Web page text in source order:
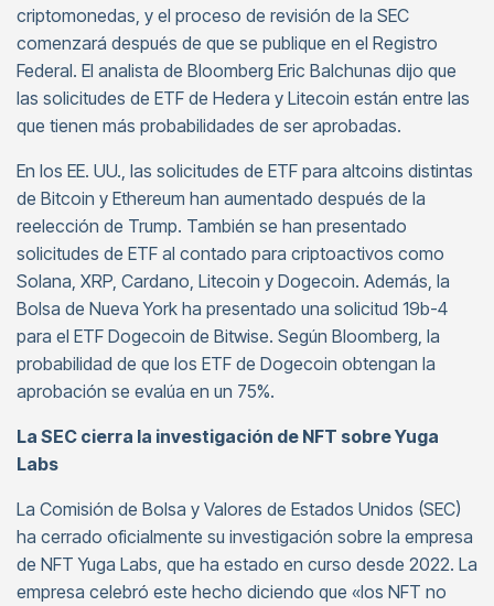
criptomonedas, y el proceso de revisión de la SEC
comenzará después de que se publique en el Registro
Federal. El analista de Bloomberg Eric Balchunas dijo que
las solicitudes de ETF de Hedera y Litecoin están entre las
que tienen más probabilidades de ser aprobadas.
En los EE. UU., las solicitudes de ETF para altcoins distintas
de Bitcoin y Ethereum han aumentado después de la
reelección de Trump. También se han presentado
solicitudes de ETF al contado para criptoactivos como
Solana, XRP, Cardano, Litecoin y Dogecoin. Además, la
Bolsa de Nueva York ha presentado una solicitud 19b-4
para el ETF Dogecoin de Bitwise. Según Bloomberg, la
probabilidad de que los ETF de Dogecoin obtengan la
aprobación se evalúa en un 75%.
La SEC cierra la investigación de NFT sobre Yuga
Labs
La Comisión de Bolsa y Valores de Estados Unidos (SEC)
ha cerrado oficialmente su investigación sobre la empresa
de NFT Yuga Labs, que ha estado en curso desde 2022. La
empresa celebró este hecho diciendo que «los NFT no